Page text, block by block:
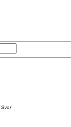
Svar